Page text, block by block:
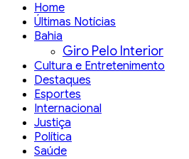
Home
Últimas Notícias
Bahia
Giro Pelo Interior
Cultura e Entretenimento
Destaques
Esportes
Internacional
Justiça
Política
Saúde